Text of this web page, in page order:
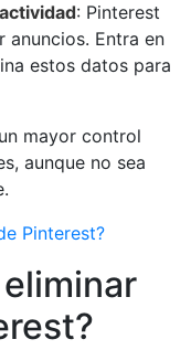
: Pinterest
anuncios. Entra en
estos datos para
mayor control
aunque no sea
Pinterest?